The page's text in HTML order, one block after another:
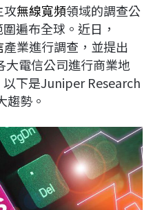
攻無線寬頻領域的調查公
遍布全球。近日，
產業進行調查，並提出
大電信公司進行商業地
下是Juniper Research
趨勢。